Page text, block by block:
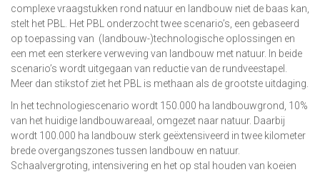
complexe vraagstukken rond natuur en landbouw niet de baas kan,
stelt het PBL. Het PBL onderzocht twee scenario’s, een gebaseerd
op toepassing van (landbouw-)technologische oplossingen en
een met een sterkere verweving van landbouw met natuur. In beide
scenario’s wordt uitgegaan van reductie van de rundveestapel.
Meer dan stikstof ziet het PBL is methaan als de grootste uitdaging.
In het technologiescenario wordt 150.000 ha landbouwgrond, 10%
van het huidige landbouwareaal, omgezet naar natuur. Daarbij
wordt 100.000 ha landbouw sterk geëxtensiveerd in twee kilometer
brede overgangszones tussen landbouw en natuur.
Schaalvergroting, intensivering en het op stal houden van koeien